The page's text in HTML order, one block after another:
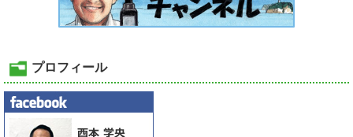
プロフィール